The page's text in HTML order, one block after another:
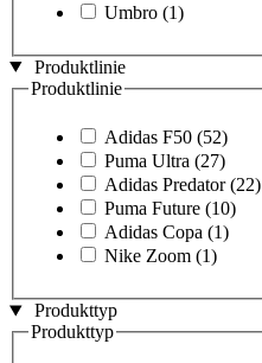
Umbro (1)
Produktlinie
Produktlinie
Adidas F50 (52)
Puma Ultra (27)
Adidas Predator (22)
Puma Future (10)
Adidas Copa (1)
Nike Zoom (1)
Produkttyp
Produkttyp